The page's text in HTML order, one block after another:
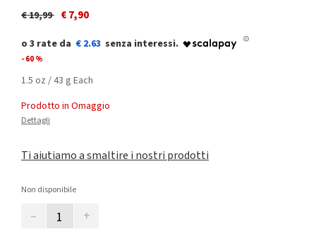
Price reduced from
€ 19,99to€ 7,90
€ 2.63
- 60 %
1.5 oz / 43 g Each
Prodotto in Omaggio
Dettagli
Ti aiutiamo a smaltire i nostri prodotti
Non disponibile
– +